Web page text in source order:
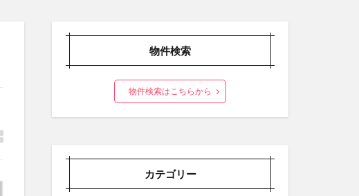
物件検索
物件検索はこちらから
カテゴリー